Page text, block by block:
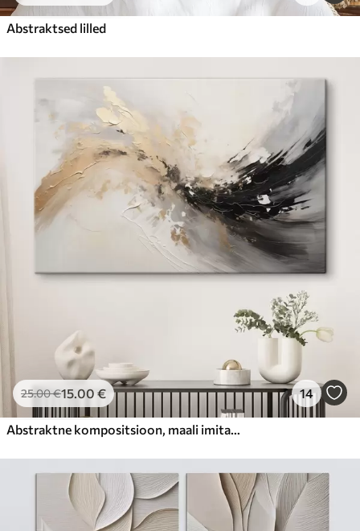
Abstraktsed lilled
25.00€15.00 € 14
Abstraktne kompositsioon, maali imitatsioon